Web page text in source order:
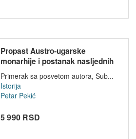
Propast Austro-ugarske
monarhije i postanak nasljednih
držav...
Primerak sa posvetom autora, Sub...
Istorija
Petar Pekić
5 990 RSD